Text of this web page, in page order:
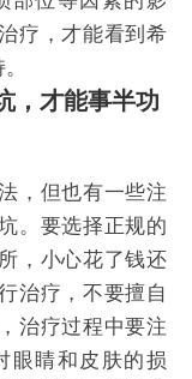
疗，才能看到希
，才能事半功
，但也有一些注
。要选择正规的
，小心花了钱还
治疗，不要擅自
治疗过程中要注
眼睛和皮肤的损